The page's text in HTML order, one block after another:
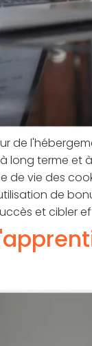
de
long terme et
de vie des
de
et cibler